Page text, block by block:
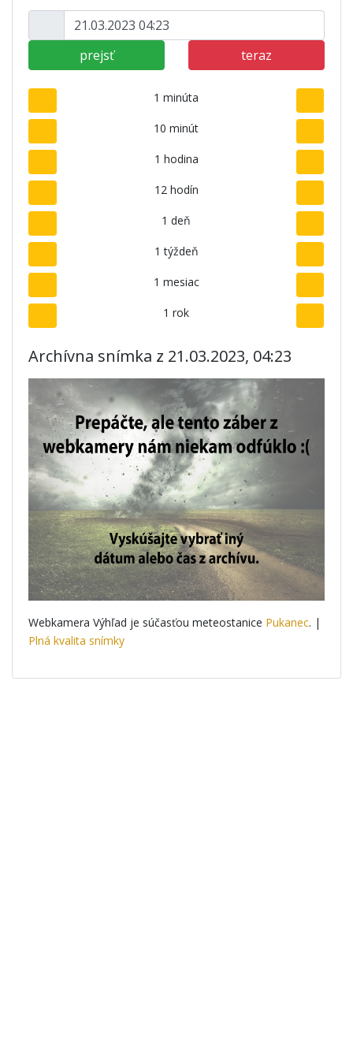
prejsť teraz
1 minúta
10 minút
1 hodina
12 hodín
1 deň
1 týždeň
1 mesiac
1 rok
Archívna snímka z 21.03.2023, 04:23
Webkamera Výhľad je súčasťou meteostanice Pukanec. |
Plná kvalita snímky